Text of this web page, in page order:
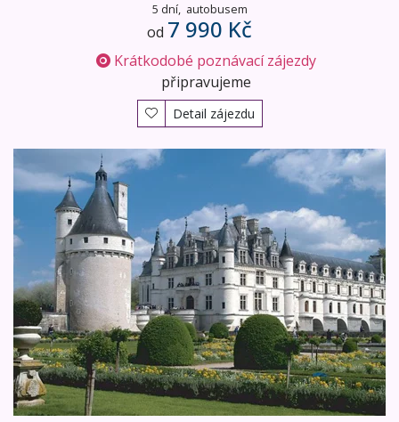
5 dní, autobusem
od 7 990 Kč
Krátkodobé poznávací zájezdy
připravujeme
Detail zájezdu
Paříž a zámky na Loiře